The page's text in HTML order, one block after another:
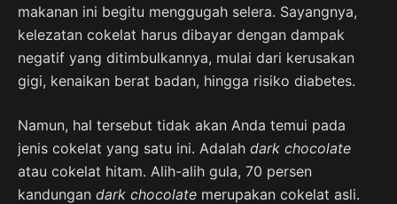
makanan ini begitu menggugah selera. Sayangnya,
kelezatan cokelat harus dibayar dengan dampak
negatif yang ditimbulkannya, mulai dari kerusakan
gigi, kenaikan berat badan, hingga risiko diabetes.
Namun, hal tersebut tidak akan Anda temui pada
jenis cokelat yang satu ini. Adalah dark chocolate
atau cokelat hitam. Alih-alih gula, 70 persen
kandungan dark chocolate merupakan cokelat asli.